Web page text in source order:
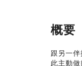
概要
跟另一
此主動